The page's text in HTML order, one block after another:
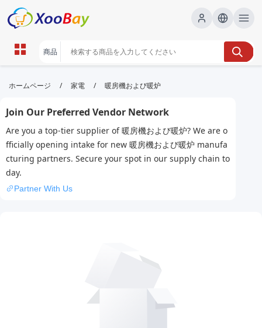
暖房機および暖炉 | XOOBAY B2B/B2C
暖房機,暖炉,比較検討, wholesale 暖房機および暖炉,
XOOBAY
暖房機と暖炉の選び方を解説。省エネと安全性のポイントを紹介。
ホームページ / 家電 / 暖房機および暖炉
Join Our Preferred Vendor Network
Are you a top-tier supplier of 暖房機および暖炉? We are o
fficially opening intake for new 暖房機および暖炉 manufa
cturing partners. Secure your spot in our supply chain to
day.
Partner With Us